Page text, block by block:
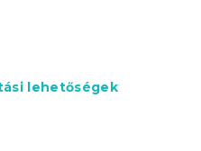
lehetőségek